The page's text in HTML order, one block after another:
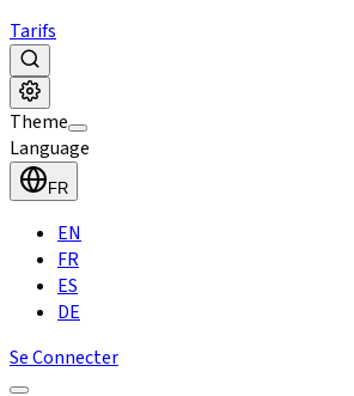
Tarifs
Theme
Language
FR
EN
FR
ES
DE
Se Connecter